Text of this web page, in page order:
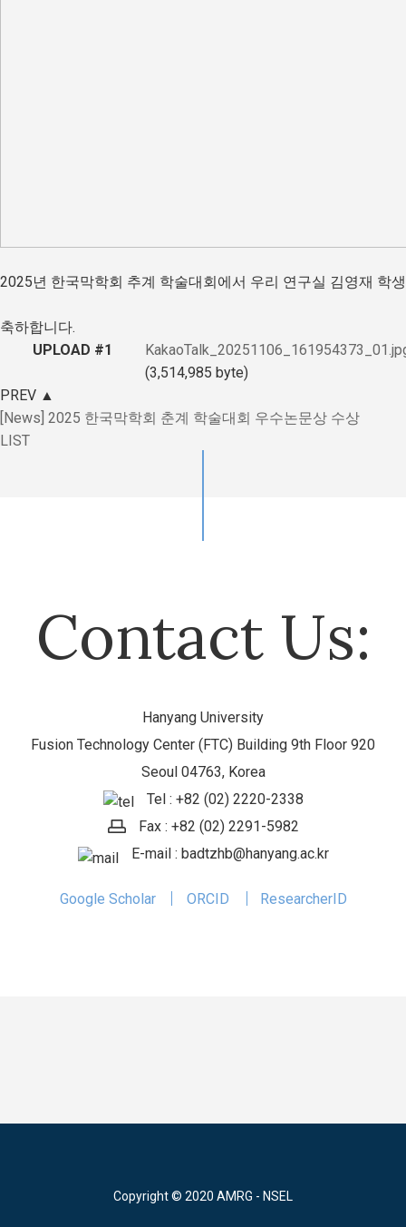
2025년 한국막학회 추계 학술대회에서 우리 연구실 김영재 학
축하합니다.
UPLOAD #1
(3,514,985 byte)
PREV ▲
[News] 2025 한국막학회 춘계 학술대회 우수논문상 수상
LIST
Contact Us:
Hanyang University
Fusion Technology Center (FTC) Building 9th Floor 920
Seoul 04763, Korea
Tel : +82 (02) 2220-2338
Fax : +82 (02) 2291-5982
E-mail : badtzhb@hanyang.ac.kr
Google Scholar ORCID ResearcherID
Copyright © 2020 AMRG - NSEL